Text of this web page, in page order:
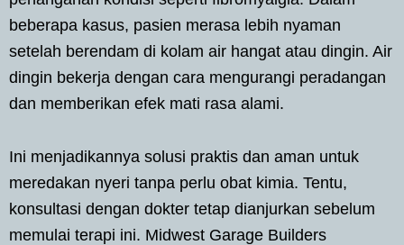
beberapa kasus, pasien merasa lebih nyaman
setelah berendam di kolam air hangat atau dingin. Air
dingin bekerja dengan cara mengurangi peradangan
dan memberikan efek mati rasa alami.
Ini menjadikannya solusi praktis dan aman untuk
meredakan nyeri tanpa perlu obat kimia. Tentu,
konsultasi dengan dokter tetap dianjurkan sebelum
memulai terapi ini. Midwest Garage Builders